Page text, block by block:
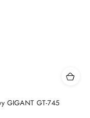
GIGANT GT-745